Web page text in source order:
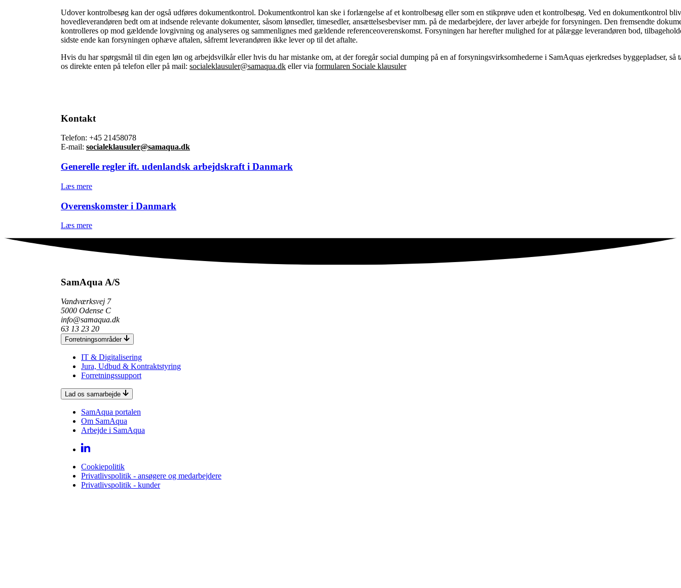
Udover kontrolbesøg kan der også udføres dokumentkontrol. Dokumentkontrol kan ske i forlængelse af et kontrolbesøg eller som en stikprøve uden et kontrolbesøg. Ved en dokumentkontrol
hovedleverandøren bedt om at indsende relevante dokumenter, såsom lønsedler, timesedler, ansættelsesbeviser mm. på de medarbejdere, der laver arbejde for forsyningen. Den fremsendte
kontrolleres op mod gældende lovgivning og analyseres og sammenlignes med gældende referenceoverenskomst. Forsyningen har herefter mulighed for at pålægge leverandøren bod,
sidste ende kan forsyningen ophæve aftalen, såfremt leverandøren ikke lever op til det aftalte.
Hvis du har spørgsmål til din egen løn og arbejdsvilkår eller hvis du har mistanke om, at der foregår social dumping på en af forsyningsvirksomhederne i SamAquas ejerkredses byggepladser, så
os direkte enten på telefon eller på mail: socialeklausuler@samaqua.dk eller via formularen Sociale klausuler
Kontakt
Telefon: +45 21458078
E-mail: socialeklausuler@samaqua.dk
Generelle regler ift. udenlandsk arbejdskraft i Danmark
Læs mere
Overenskomster i Danmark
Læs mere
SamAqua A/S
Vandværksvej 7
5000 Odense C
info@samaqua.dk
63 13 23 20
Forretningsområder
IT & Digitalisering
Jura, Udbud & Kontraktstyring
Forretningssupport
Lad os samarbejde
SamAqua portalen
Om SamAqua
Arbejde i SamAqua
Cookiepolitik
Privatlivspolitik - ansøgere og medarbejdere
Privatlivspolitik - kunder